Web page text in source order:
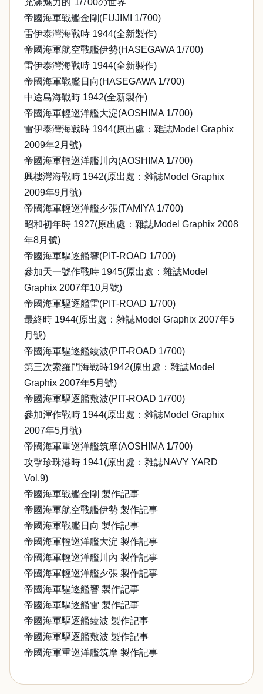
充滿魅力的"1/700の世界"
帝國海軍戰艦金剛(FUJIMI 1/700)
雷伊泰灣海戰時 1944(全新製作)
帝國海軍航空戰艦伊勢(HASEGAWA 1/700)
雷伊泰灣海戰時 1944(全新製作)
帝國海軍戰艦日向(HASEGAWA 1/700)
中途島海戰時 1942(全新製作)
帝國海軍輕巡洋艦大淀(AOSHIMA 1/700)
雷伊泰灣海戰時 1944(原出處：雜誌Model Graphix
2009年2月號)
帝國海軍輕巡洋艦川內(AOSHIMA 1/700)
興樓灣海戰時 1942(原出處：雜誌Model Graphix
2009年9月號)
帝國海軍輕巡洋艦夕張(TAMIYA 1/700)
昭和初年時 1927(原出處：雜誌Model Graphix 2008
年8月號)
帝國海軍驅逐艦響(PIT-ROAD 1/700)
參加天一號作戰時 1945(原出處：雜誌Model
Graphix 2007年10月號)
帝國海軍驅逐艦雷(PIT-ROAD 1/700)
最終時 1944(原出處：雜誌Model Graphix 2007年5
月號)
帝國海軍驅逐艦綾波(PIT-ROAD 1/700)
第三次索羅門海戰時1942(原出處：雜誌Model
Graphix 2007年5月號)
帝國海軍驅逐艦敷波(PIT-ROAD 1/700)
參加渾作戰時 1944(原出處：雜誌Model Graphix
2007年5月號)
帝國海軍重巡洋艦筑摩(AOSHIMA 1/700)
攻擊珍珠港時 1941(原出處：雜誌NAVY YARD
Vol.9)
帝國海軍戰艦金剛 製作記事
帝國海軍航空戰艦伊勢 製作記事
帝國海軍戰艦日向 製作記事
帝國海軍輕巡洋艦大淀 製作記事
帝國海軍輕巡洋艦川內 製作記事
帝國海軍輕巡洋艦夕張 製作記事
帝國海軍驅逐艦響 製作記事
帝國海軍驅逐艦雷 製作記事
帝國海軍驅逐艦綾波 製作記事
帝國海軍驅逐艦敷波 製作記事
帝國海軍重巡洋艦筑摩 製作記事